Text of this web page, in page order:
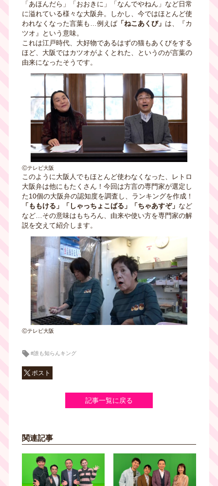
「あほんだら」「おおきに」「なんでやねん」など日常
に溢れている様々な大阪弁。しかし、今ではほとんど使
われなくなった言葉も…例えば「ねこあくび」 は、『カ
ツオ』という意味。
これは江戸時代、大好物であるはずの猫もあくびをする
ほど、大阪ではカツオがよくとれた、というのが言葉の
由来になったそうです。
Ⓒテレビ大阪
このように大阪人でもほとんど使わなくなった、レトロ
大阪弁は他にもたくさん！今回は方言の専門家が選定し
た10個の大阪弁の認知度を調査し、ランキングを作成！
「ももける」「しゃっちょこばる」「ちゃあすぞ」 など
など…その意味はもちろん、由来や使い方を専門家の解
説を交えて紹介します。
Ⓒテレビ大阪
#誰も知らんキング
ポスト
記事一覧に戻る
関連記事